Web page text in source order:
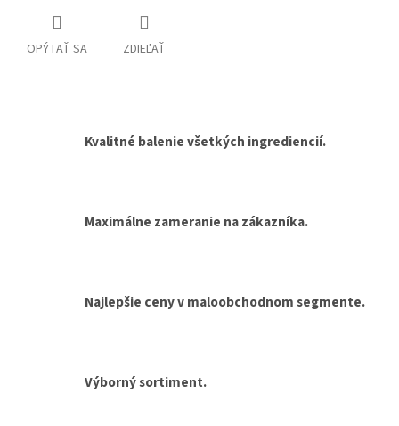
OPÝTAŤ SA ZDIEĽAŤ
Kvalitné balenie všetkých ingrediencií.
Maximálne zameranie na zákazníka.
Najlepšie ceny v maloobchodnom segmente.
Výborný sortiment.